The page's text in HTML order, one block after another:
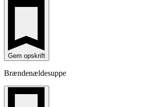
Gem opskrift
Brændenældesuppe